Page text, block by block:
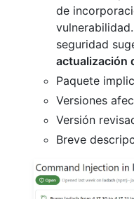
de
seguridad
actualización
Paquete
Versiones
Versión
Breve